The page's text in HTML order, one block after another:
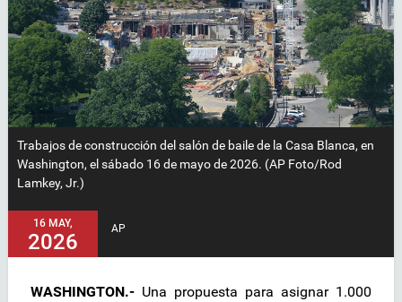
Trabajos de construcción del salón de baile de la Casa Blanca, en
Washington, el sábado 16 de mayo de 2026. (AP Foto/Rod
Lamkey, Jr.)
16 MAY,
2026
AP
WASHINGTON.- Una propuesta para asignar 1.000